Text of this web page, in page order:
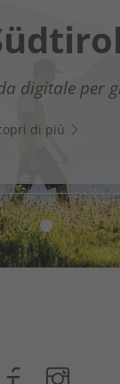
dell’Alto
subito a
di più
digitale per
di più